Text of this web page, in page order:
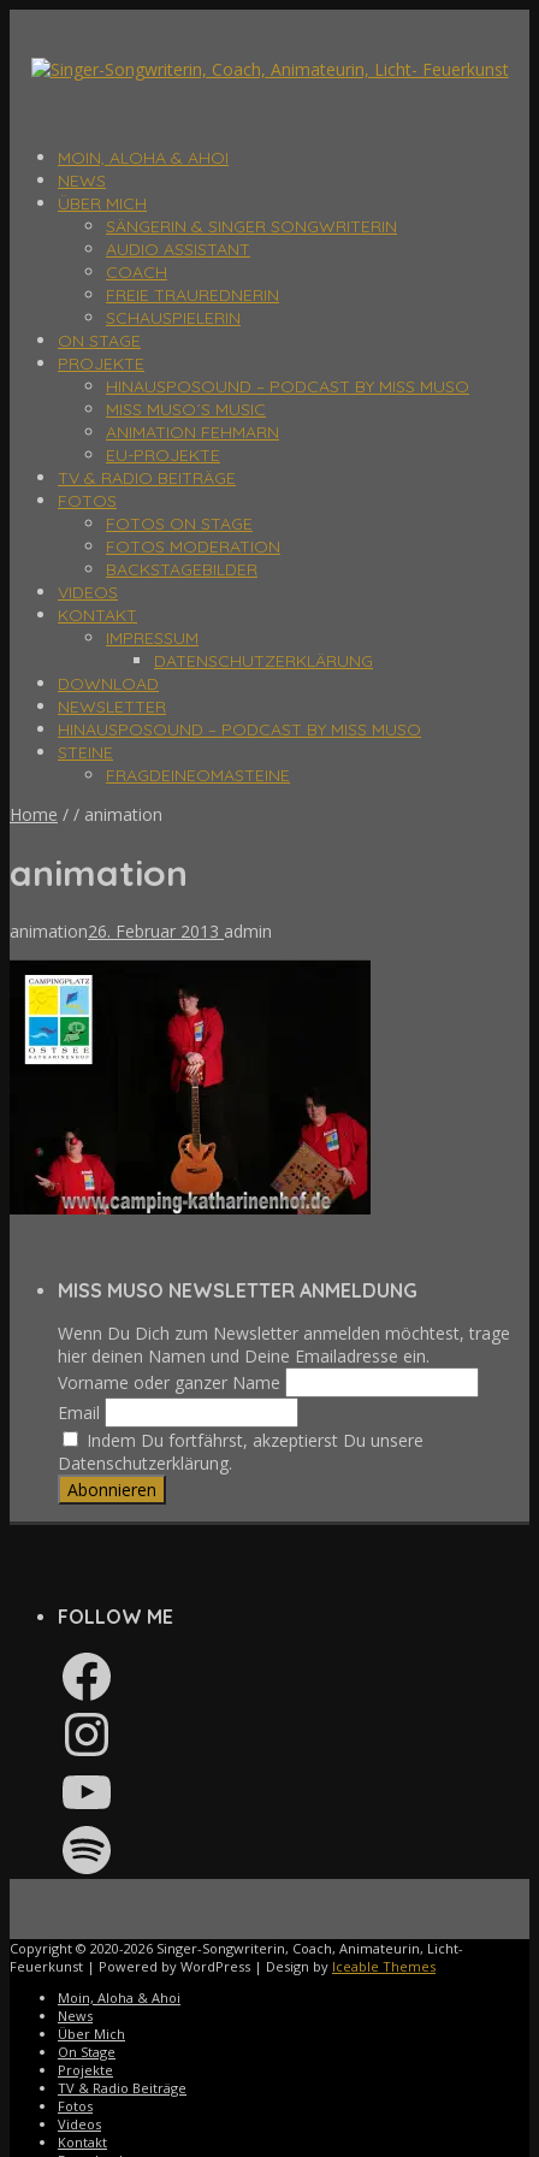
MOIN, ALOHA & AHOI
NEWS
ÜBER MICH
SÄNGERIN & SINGER SONGWRITERIN
AUDIO ASSISTANT
COACH
FREIE TRAUREDNERIN
SCHAUSPIELERIN
ON STAGE
PROJEKTE
HINAUSPOSOUND – PODCAST BY MISS MUSO
MISS MUSO´S MUSIC
ANIMATION FEHMARN
EU-PROJEKTE
TV & RADIO BEITRÄGE
FOTOS
FOTOS ON STAGE
FOTOS MODERATION
BACKSTAGEBILDER
VIDEOS
KONTAKT
IMPRESSUM
DATENSCHUTZERKLÄRUNG
DOWNLOAD
NEWSLETTER
HINAUSPOSOUND – PODCAST BY MISS MUSO
STEINE
FRAGDEINEOMASTEINE
Home / / animation
animation
animation26. Februar 2013 admin
MISS MUSO NEWSLETTER ANMELDUNG
Wenn Du Dich zum Newsletter anmelden möchtest, trage
hier deinen Namen und Deine Emailadresse ein.
Vorname oder ganzer Name
Email
Indem Du fortfährst, akzeptierst Du unsere
Datenschutzerklärung.
FOLLOW ME
Facebook
Instagram
YouTube
Spotify
Copyright © 2020-2026 Singer-Songwriterin, Coach, Animateurin, Licht-
Feuerkunst | Powered by WordPress | Design by Iceable Themes
Moin, Aloha & Ahoi
News
Über Mich
On Stage
Projekte
TV & Radio Beiträge
Fotos
Videos
Kontakt